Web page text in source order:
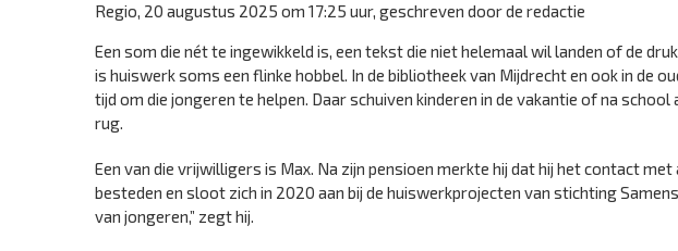
Regio, 20 augustus 2025 om 17:25 uur, geschreven door de redactie
Een som die nét te ingewikkeld is, een tekst die niet helemaal wil landen of de
is huiswerk soms een flinke hobbel. In de bibliotheek van Mijdrecht en ook in de
tijd om die jongeren te helpen. Daar schuiven kinderen in de vakantie of na
rug.
Een van die vrijwilligers is Max. Na zijn pensioen merkte hij dat hij het contact
besteden en sloot zich in 2020 aan bij de huiswerkprojecten van stichting
van jongeren,” zegt hij.